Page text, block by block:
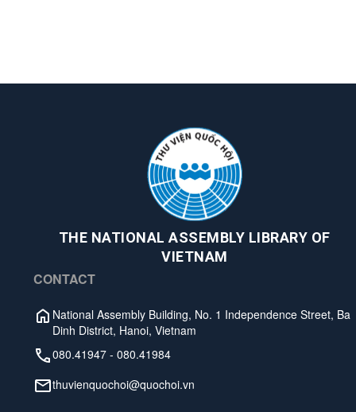
THE NATIONAL ASSEMBLY LIBRARY OF
VIETNAM
CONTACT
National Assembly Building, No. 1 Independence Street, Ba
Dinh District, Hanoi, Vietnam
080.41947 - 080.41984
thuvienquochoi@quochoi.vn